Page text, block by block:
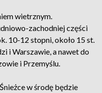
wietrznym.
zachodniej części
10-12 stopni, około 15 st.
i Warszawie, a nawet do
i Przemyślu.
w środę będzie